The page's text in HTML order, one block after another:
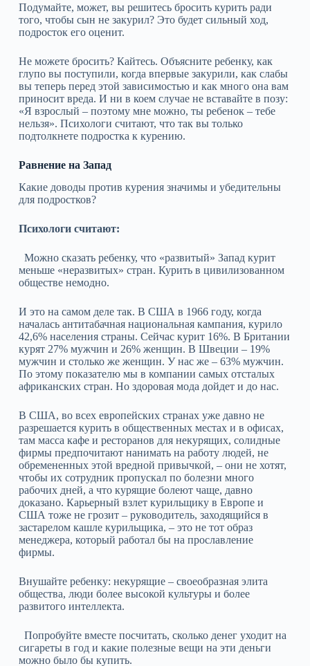
Подумайте, может, вы решитесь бросить курить ради
того, чтобы сын не закурил? Это будет сильный ход,
подросток его оценит.
Не можете бросить? Кайтесь. Объясните ребенку, как
глупо вы поступили, когда впервые закурили, как слабы
вы теперь перед этой зависимостью и как много она вам
приносит вреда. И ни в коем случае не вставайте в позу:
«Я взрослый – поэтому мне можно, ты ребенок – тебе
нельзя». Психологи считают, что так вы только
подтолкнете подростка к курению.
Равнение на Запад
Какие доводы против курения значимы и убедительны
для подростков?
Психологи считают:
Можно сказать ребенку, что «развитый» Запад курит
меньше «неразвитых» стран. Курить в цивилизованном
обществе немодно.
И это на самом деле так. В США в 1966 году, когда
началась антитабачная национальная кампания, курило
42,6% населения страны. Сейчас курит 16%. В Британии
курят 27% мужчин и 26% женщин. В Швеции – 19%
мужчин и столько же женщин. У нас же – 63% мужчин.
По этому показателю мы в компании самых отсталых
африканских стран. Но здоровая мода дойдет и до нас.
В США, во всех европейских странах уже давно не
разрешается курить в общественных местах и в офисах,
там масса кафе и ресторанов для некурящих, солидные
фирмы предпочитают нанимать на работу людей, не
обремененных этой вредной привычкой, – они не хотят,
чтобы их сотрудник пропускал по болезни много
рабочих дней, а что курящие болеют чаще, давно
доказано. Карьерный взлет курильщику в Европе и
США тоже не грозит – руководитель, заходящийся в
застарелом кашле курильщика, – это не тот образ
менеджера, который работал бы на прославление
фирмы.
Внушайте ребенку: некурящие – своеобразная элита
общества, люди более высокой культуры и более
развитого интеллекта.
Попробуйте вместе посчитать, сколько денег уходит на
сигареты в год и какие полезные вещи на эти деньги
можно было бы купить.